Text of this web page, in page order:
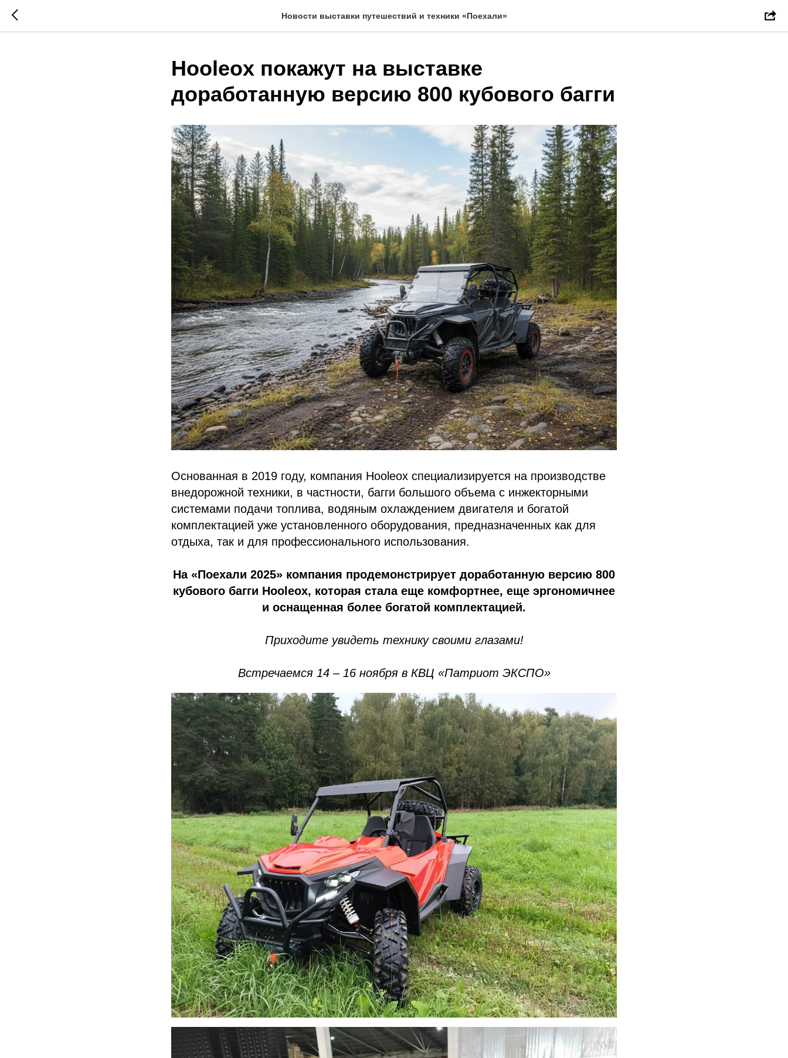
Новости выставки путешествий и техники «Поехали»
Hooleox покажут на выставке
доработанную версию 800 кубового багги
Основанная в 2019 году, компания Hooleox специализируется на производстве
внедорожной техники, в частности, багги большого объема с инжекторными
системами подачи топлива, водяным охлаждением двигателя и богатой
комплектацией уже установленного оборудования, предназначенных как для
отдыха, так и для профессионального использования.
На «Поехали 2025» компания продемонстрирует доработанную версию 800
кубового багги Hooleox, которая стала еще комфортнее, еще эргономичнее
и оснащенная более богатой комплектацией.
Приходите увидеть технику своими глазами!
Встречаемся 14 – 16 ноября в КВЦ «Патриот ЭКСПО»